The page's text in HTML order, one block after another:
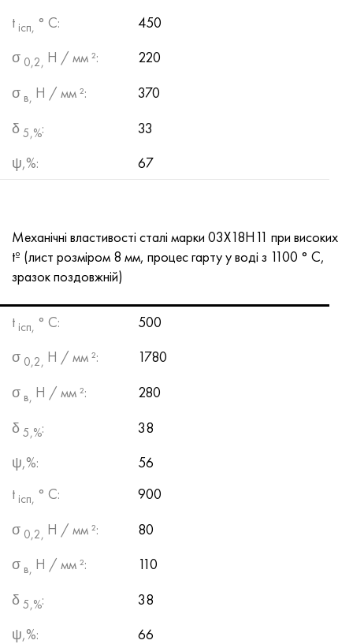
t ісп, ° С:
450
σ 0,2, Н / мм ²:
220
σ в, Н / мм ²:
370
δ 5,%:
33
ψ,%:
67
Механічні властивості сталі марки 03Х18Н11 при високих
tº (лист розміром 8 мм, процес гарту у воді з 1100 ° C,
зразок поздовжній)
t ісп, ° С:
500
σ 0,2, Н / мм ²:
1780
σ в, Н / мм ²:
280
δ 5,%:
38
ψ,%:
56
t ісп, ° С:
900
σ 0,2, Н / мм ²:
80
σ в, Н / мм ²:
110
δ 5,%:
38
ψ,%:
66